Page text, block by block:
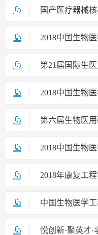
国产医疗器械
第21届国际生